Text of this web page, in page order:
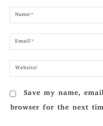
Save my name,
browser for the next